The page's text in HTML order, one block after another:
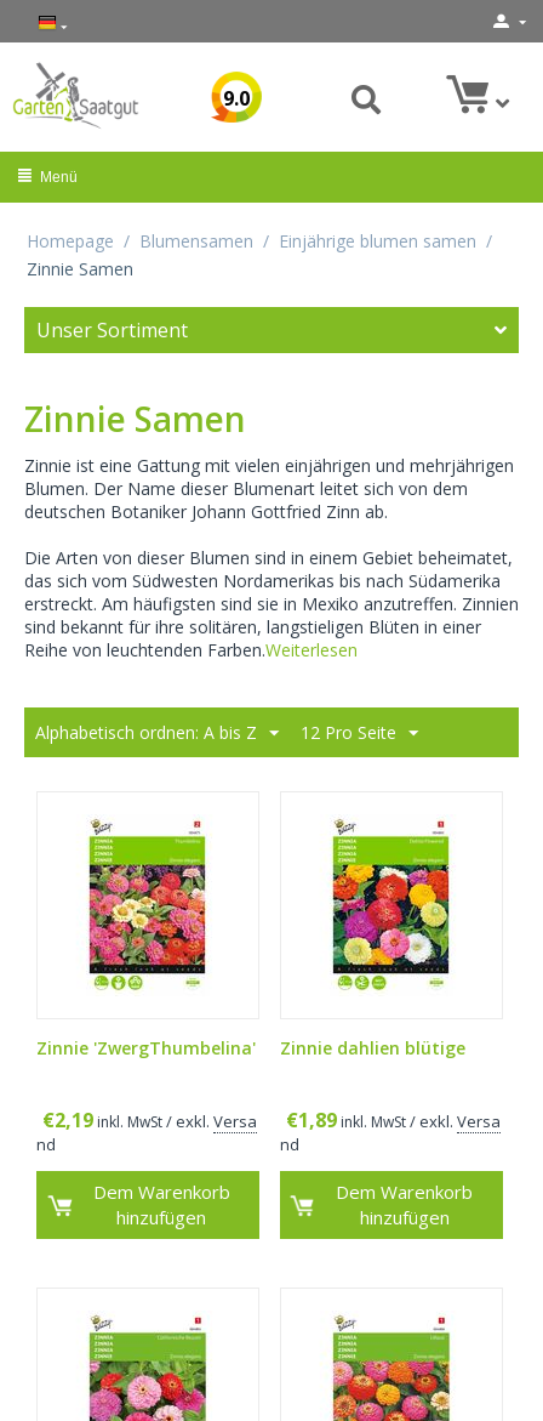
9.0
Menü
Homepage / Blumensamen / Einjährige blumen samen /
Zinnie Samen
Unser Sortiment
Zinnie Samen
Zinnie ist eine Gattung mit vielen einjährigen und mehrjährigen
Blumen. Der Name dieser Blumenart leitet sich von dem
deutschen Botaniker Johann Gottfried Zinn ab.
Die Arten von dieser Blumen sind in einem Gebiet beheimatet,
das sich vom Südwesten Nordamerikas bis nach Südamerika
erstreckt. Am häufigsten sind sie in Mexiko anzutreffen. Zinnien
sind bekannt für ihre solitären, langstieligen Blüten in einer
Reihe von leuchtenden Farben.Weiterlesen
Alphabetisch ordnen: A bis Z 12 Pro Seite
Zinnie 'ZwergThumbelina'
€2,19 inkl. MwSt/ exkl. Versa
nd
Dem Warenkorb
hinzufügen
Zinnie dahlien blütige
€1,89 inkl. MwSt / exkl. Versa
nd
Dem Warenkorb
hinzufügen